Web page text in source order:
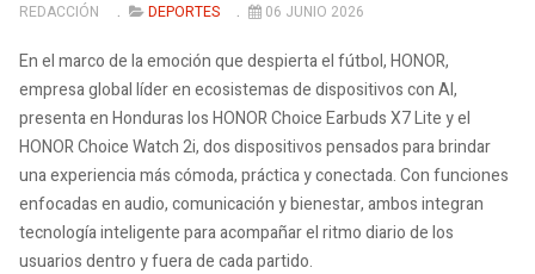
REDACCIÓN DEPORTES 06 JUNIO 2026
En el marco de la emoción que despierta el fútbol, HONOR,
empresa global líder en ecosistemas de dispositivos con AI,
presenta en Honduras los HONOR Choice Earbuds X7 Lite y el
HONOR Choice Watch 2i, dos dispositivos pensados para brindar
una experiencia más cómoda, práctica y conectada. Con funciones
enfocadas en audio, comunicación y bienestar, ambos integran
tecnología inteligente para acompañar el ritmo diario de los
usuarios dentro y fuera de cada partido.